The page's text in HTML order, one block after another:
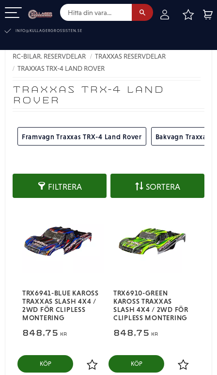
INFO@KULLAGERGROSSISTEN.SE
TEL:010-519 00 30
TRAXXAS TRX-4 LAND
ROVER
RC-BILAR. RESERVDELAR
TRAXXAS RESERVDELAR
TRAXXAS TRX-4 LAND ROVER
Framvagn Traxxas TRX-4 Land Rover Bakvagn Traxxas
FILTRERA SORTERA
TRX6941-BLUE KAROSS
TRAXXAS SLASH 4X4 /
2WD FÖR CLIPLESS
MONTERING
848,75 KR
Lägg till i favoriter
KÖP
TRX6910-GREEN
KAROSS TRAXXAS
SLASH 4X4 / 2WD FÖR
CLIPLESS MONTERING
848,75 KR
Lägg till i
KÖP